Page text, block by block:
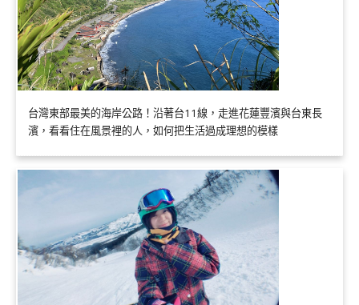
台灣東部最美的海岸公路！沿著台11線，走進花蓮豐濱與台東長
濱，看看住在風景裡的人，如何把生活過成理想的模樣